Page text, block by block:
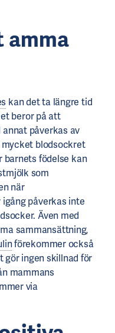
amma
kan det ta längre tid
beror på att
påverkas av
mycket blodsockret
barnets födelse kan
som
när
påverkas inte
Även med
sammansättning,
förekommer också
gör ingen skillnad för
mammans
via